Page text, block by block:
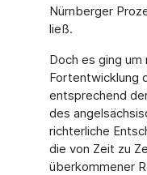
Nürnberger
ließ.
Doch es ging um
Fortentwicklung
entsprechend
des
richterliche
die von Zeit zu
überkommener